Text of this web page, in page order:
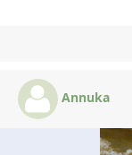
Annuka